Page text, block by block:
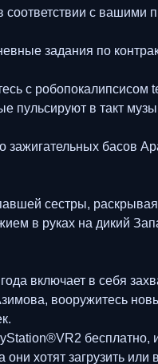
с вашими
задания по
с робопокалипсисом
пульсируют в такт
басов
сестры,
в руках на дикий
включает в себя
вооружитесь
бесплатно,
хотят загрузить